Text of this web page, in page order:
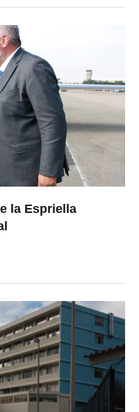
la Espriella